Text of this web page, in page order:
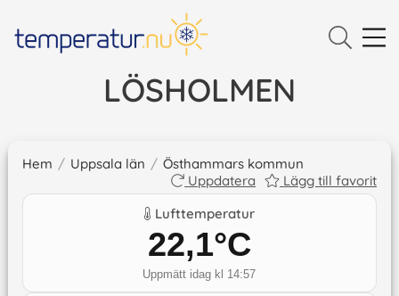
LÖSHOLMEN
Hem / Uppsala län / Östhammars kommun
Uppdatera
Lägg till favorit
Lufttemperatur
22,1°C
Uppmätt idag kl 14:57